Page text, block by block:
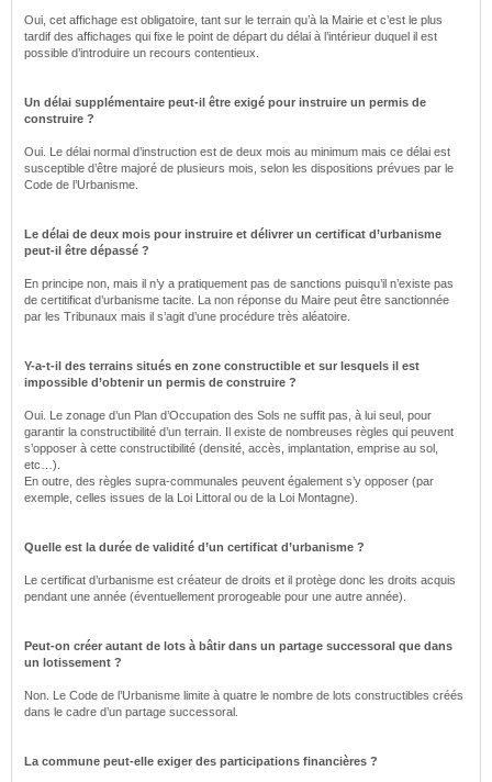
Oui, cet affichage est obligatoire, tant sur le terrain qu’à la Mairie et c’est le plus
tardif des affichages qui fixe le point de départ du délai à l’intérieur duquel il est
possible d’introduire un recours contentieux.
Un délai supplémentaire peut-il être exigé pour instruire un permis de
construire ?
Oui. Le délai normal d’instruction est de deux mois au minimum mais ce délai est
susceptible d’être majoré de plusieurs mois, selon les dispositions prévues par le
Code de l’Urbanisme.
Le délai de deux mois pour instruire et délivrer un certificat d’urbanisme
peut-il être dépassé ?
En principe non, mais il n’y a pratiquement pas de sanctions puisqu’il n’existe pas
de certitificat d’urbanisme tacite. La non réponse du Maire peut être sanctionnée
par les Tribunaux mais il s’agit d’une procédure très aléatoire.
Y-a-t-il des terrains situés en zone constructible et sur lesquels il est
impossible d’obtenir un permis de construire ?
Oui. Le zonage d’un Plan d’Occupation des Sols ne suffit pas, à lui seul, pour
garantir la constructibilité d’un terrain. Il existe de nombreuses règles qui peuvent
s’opposer à cette constructibilité (densité, accès, implantation, emprise au sol,
etc…).
En outre, des règles supra-communales peuvent également s’y opposer (par
exemple, celles issues de la Loi Littoral ou de la Loi Montagne).
Quelle est la durée de validité d’un certificat d’urbanisme ?
Le certificat d’urbanisme est créateur de droits et il protège donc les droits acquis
pendant une année (éventuellement prorogeable pour une autre année).
Peut-on créer autant de lots à bâtir dans un partage successoral que dans
un lotissement ?
Non. Le Code de l’Urbanisme limite à quatre le nombre de lots constructibles créés
dans le cadre d’un partage successoral.
La commune peut-elle exiger des participations financières ?